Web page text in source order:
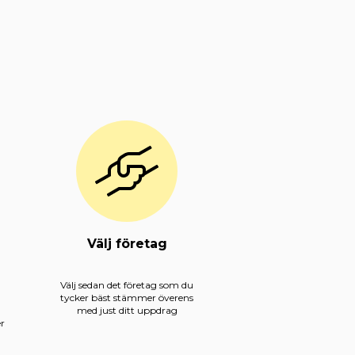
Välj företag
Välj sedan det företag som du
tycker bäst stämmer överens
med just ditt uppdrag